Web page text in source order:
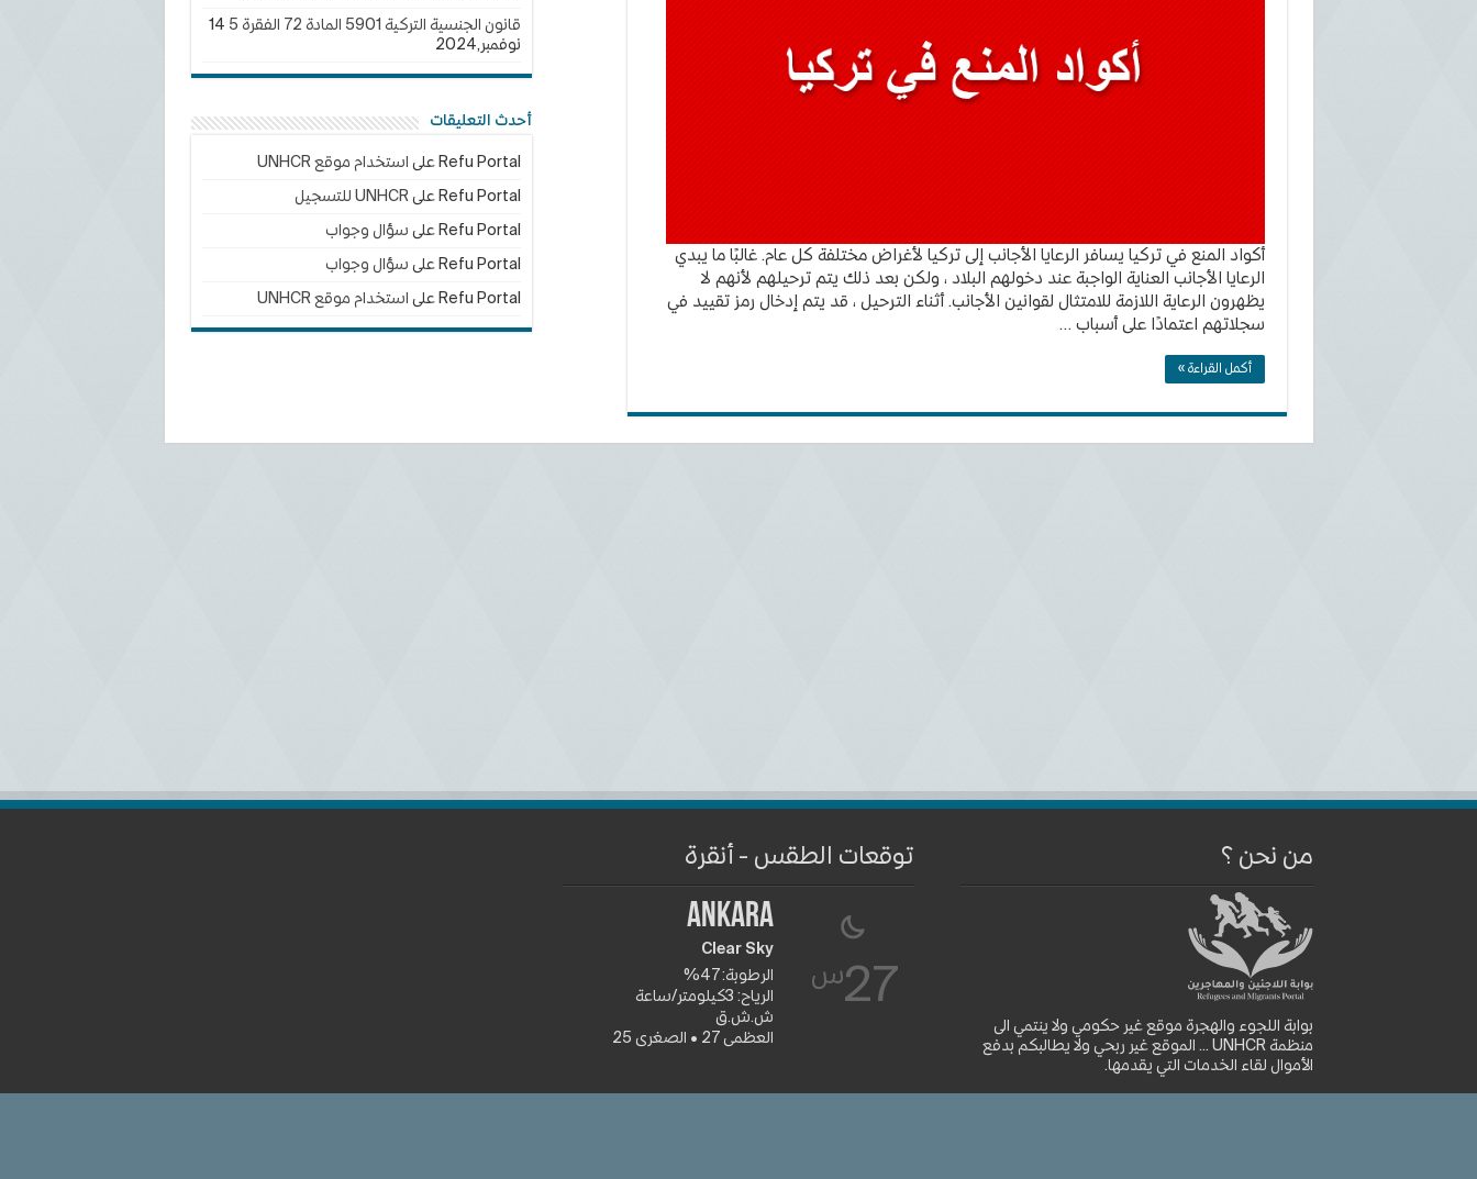
أكواد المنع في تركيا يسافر الرعايا الأجانب إلى تركيا لأغراض مختلفة كل عام. غالبًا ما يبدي
الرعايا الأجانب العناية الواجبة عند دخولهم البلاد ، ولكن بعد ذلك يتم ترحيلهم لأنهم لا
يظهرون الرعاية اللازمة للامتثال لقوانين الأجانب. أثناء الترحيل ، قد يتم إدخال رمز تقييد في
سجلاتهم اعتمادًا على أسباب …
أكمل القراءة »
قانون الجنسية التركية 5901 المادة 72 الفقرة 5
14
نوفمبر,2024
أحدث التعليقات
Refu Portal على استخدام موقع UNHCR
Refu Portal علىUNHCR للتسجيل
Refu Portal على سؤال وجواب
Refu Portal على سؤال وجواب
Refu Portal على استخدام موقع UNHCR
من نحن ؟
بوابة اللجوء والهجرة موقع غير حكومي ولا ينتمي الى
منظمة UNHCR ... الموقع غير ربحي ولا يطالبكم بدفع
الأموال لقاء الخدمات التي يقدمها.
توقعات الطقس - أنقرة
27س
Ankara
Clear Sky
الرطوبة: 47%
الرياح: 3كيلومتر/ساعة
ش.ش.ق‎
العظمى 27 • الصغرى 25